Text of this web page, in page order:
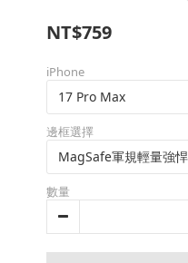
NT$759
iPhone
邊框選擇
數量